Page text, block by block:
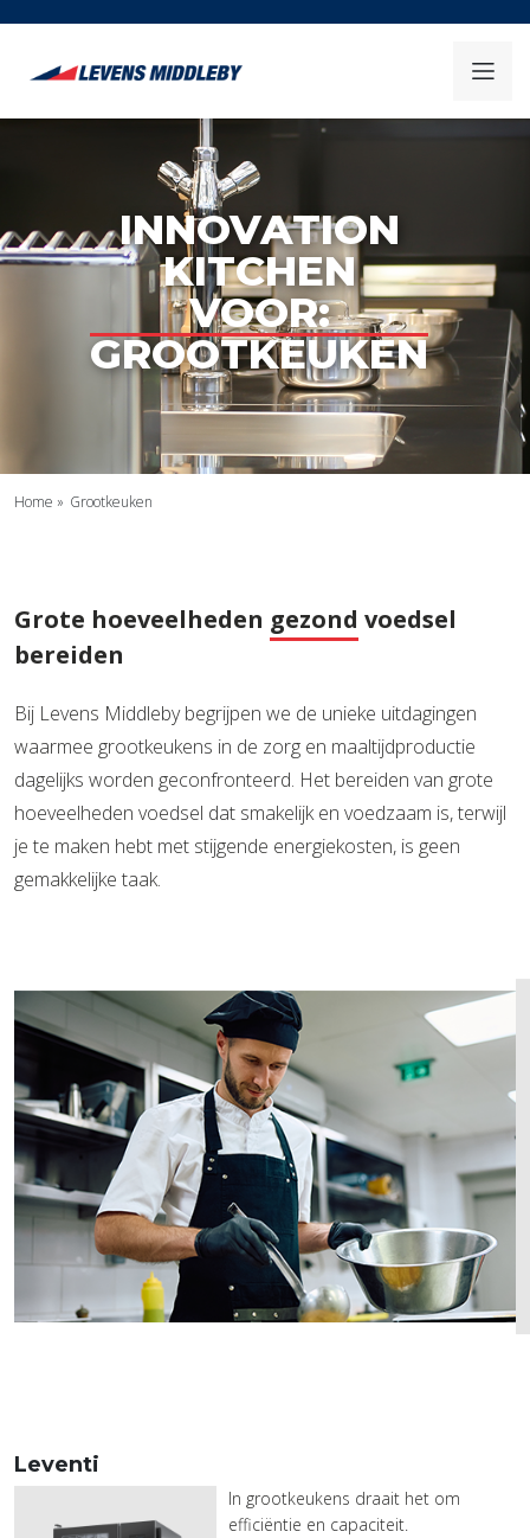
INNOVATION
KITCHEN
VOOR:
GROOTKEUKEN
Home » Grootkeuken
Grote hoeveelheden gezond voedsel
bereiden
Bij Levens Middleby begrijpen we de unieke uitdagingen
waarmee grootkeukens in de zorg en maaltijdproductie
dagelijks worden geconfronteerd. Het bereiden van grote
hoeveelheden voedsel dat smakelijk en voedzaam is, terwijl
je te maken hebt met stijgende energiekosten, is geen
gemakkelijke taak.
Leventi
In grootkeukens draait het om
efficiëntie en capaciteit.